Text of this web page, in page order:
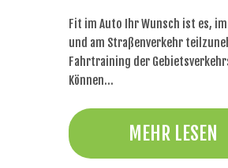
Fit im Auto Ihr Wunsch ist es,
und am Straßenverkehr
Fahrtraining der
Können…
MEHR LESEN